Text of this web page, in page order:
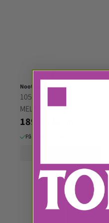
Nooteboom
10550/013 SOFTSHELL
MELANGE 95%PL/5%EL
189,00 kr/m
På lager: 7,2 meter (72 dm)